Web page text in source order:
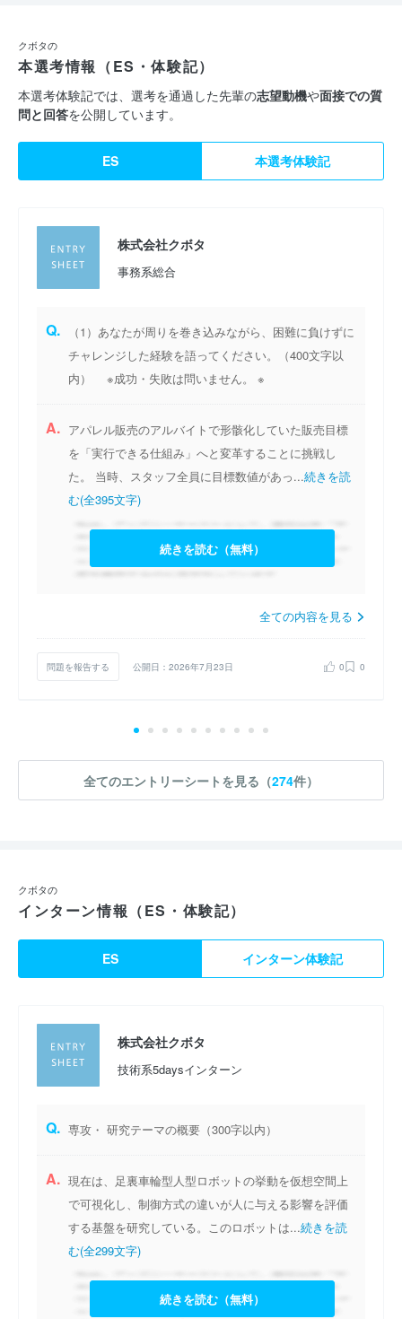
クボタの
本選考情報（ES・体験記）
本選考体験記では、選考を通過した先輩の志望動機や面接での質
問と回答を公開しています。
ES 本選考体験記
株式会社クボタ
事務系総合
Q.
（1）あなたが周りを巻き込みながら、困難に負けずに
チャレンジした経験を語ってください。（400文字以
内） ※成功・失敗は問いません。 ※
A. アパレル販売のアルバイトで形骸化していた販売目標
を「実行できる仕組み」へと変革することに挑戦し
た。 当時、スタッフ全員に目標数値があっ...続きを読
む(全395文字)
続きを読む（無料）
全ての内容を見る
問題を報告する 公開日：2026年7月23日 0 0
全てのエントリーシートを見る（274件）
クボタの
インターン情報（ES・体験記）
ES インターン体験記
株式会社クボタ
技術系5daysインターン
Q. 専攻・ 研究テーマの概要（300字以内）
A. 現在は、足裏車輪型人型ロボットの挙動を仮想空間上
で可視化し、制御方式の違いが人に与える影響を評価
する基盤を研究している。このロボットは...続きを読
む(全299文字)
続きを読む（無料）